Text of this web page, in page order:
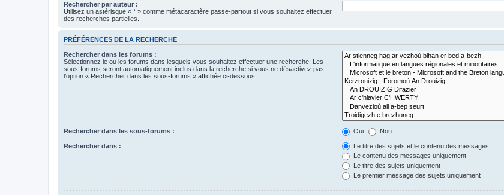
Rechercher par auteur :
Utilisez un astérisque « * » comme métacaractère passe-partout si vous souhaitez effectuer
des recherches partielles.
PRÉFÉRENCES DE LA RECHERCHE
Rechercher dans les forums :
Sélectionnez le ou les forums dans lesquels vous souhaitez effectuer une recherche. Les
sous-forums seront automatiquement inclus dans la recherche si vous ne désactivez pas
l’option « Rechercher dans les sous-forums » affichée ci-dessous.
Rechercher dans les sous-forums : Oui Non
Rechercher dans :
Le titre des sujets et le contenu des messages
Le contenu des messages uniquement
Le titre des sujets uniquement
Le premier message des sujets uniquement